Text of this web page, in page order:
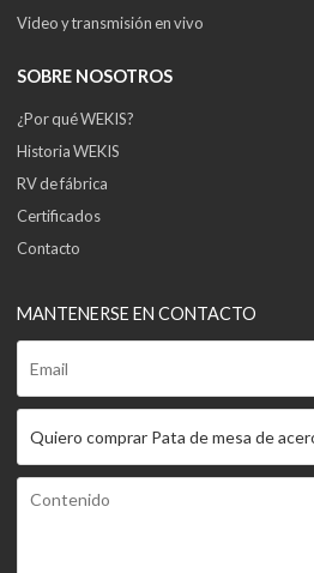
Video y transmisión en vivo
SOBRE NOSOTROS
¿Por qué WEKIS?
Historia WEKIS
RV de fábrica
Certificados
Contacto
MANTENERSE EN CONTACTO